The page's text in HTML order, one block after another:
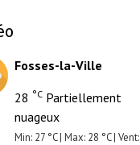
Fosses-la-Ville
28 °C Partiellement
nuageux
Min: 27 °C | Max: 28 °C | Vent: